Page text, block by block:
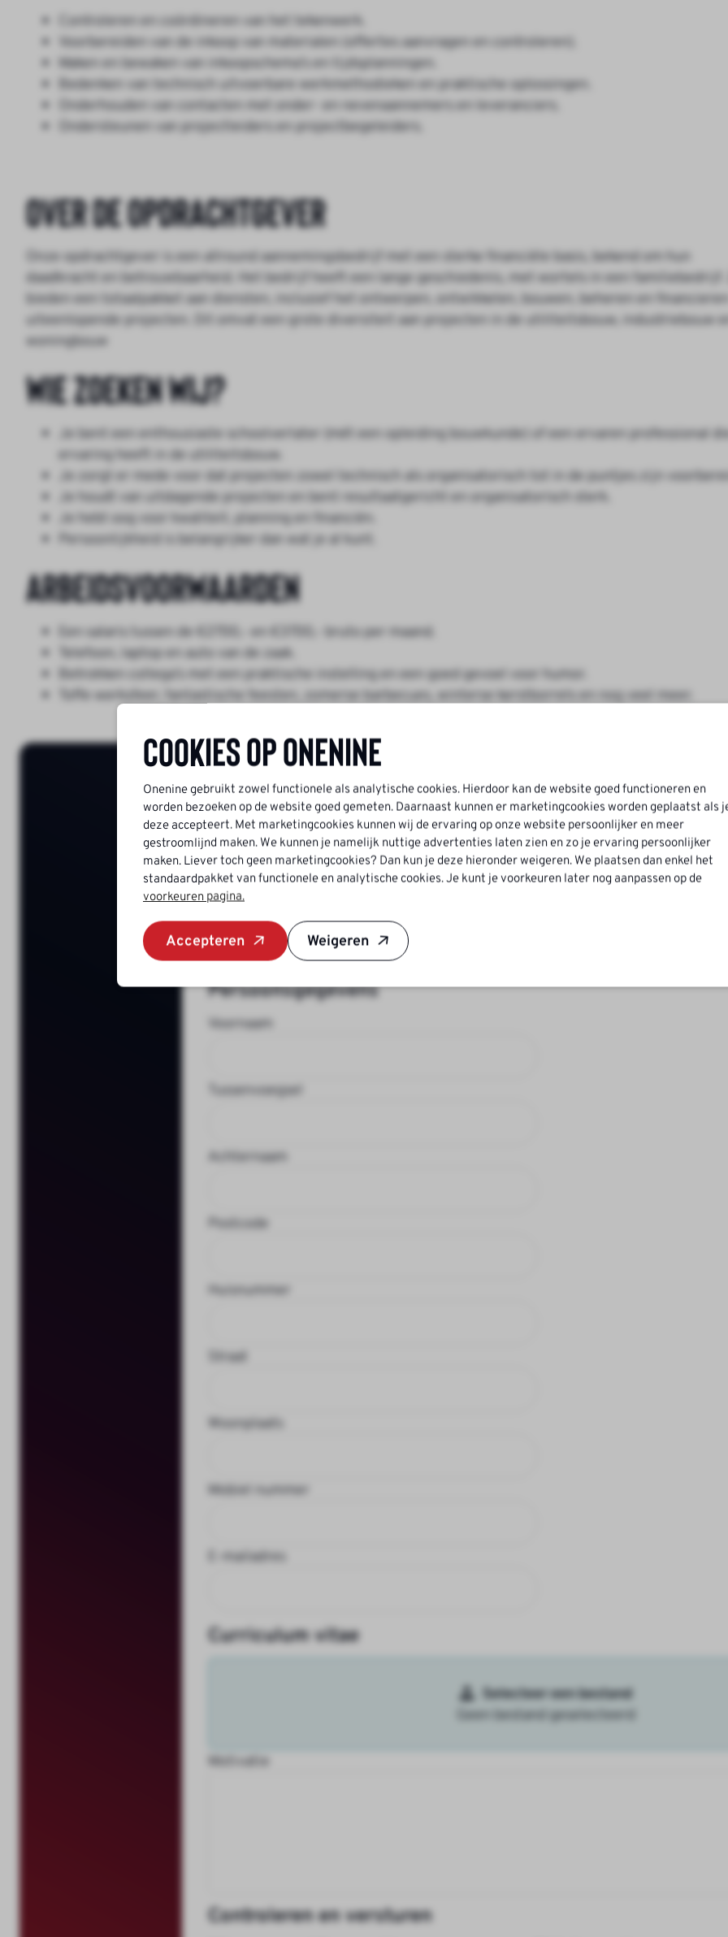
Controleren en coördineren van het tekenwerk.
Voorbereiden van de inkoop van materialen (offertes aanvragen en controleren).
Maken en bewaken van inkoopschema’s en tijdsplanningen.
Bedenken van technisch uitvoerbare werkmethodieken en praktische oplossingen.
Onderhouden van contacten met onder- en nevenaannemers en leveranciers.
Ondersteunen van projectleiders en projectbegeleiders.
Over de opdrachtgever
Onze opdrachtgever is een allround aannemingsbedrijf met een sterke financiële basis, bekend om hun
daadkracht en betrouwbaarheid. Het bedrijf heeft een lange geschiedenis, met wortels in een
bieden een totaalpakket aan diensten, inclusief het ontwerpen, ontwikkelen, bouwen, beheren en
uiteenlopende projecten. Dit omvat een grote diversiteit aan projecten in de utiliteitsbouw, industriebouw
woningbouw
Wie zoeken wij?
Je bent een enthousiaste schoolverlater (mét een opleiding bouwkunde) of een ervaren professional
ervaring heeft in de utiliteitsbouw.
Je zorgt er mede voor dat projecten zowel technisch als organisatorisch tot in de puntjes zijn
Je houdt van uitdagende projecten en bent resultaatgericht en organisatorisch sterk.
Je hebt oog voor kwaliteit, planning en financiën.
Persoonlijkheid is belangrijker dan wat je al kunt.
Arbeidsvoorwaarden
Een salaris tussen de €2700,- en €3700,- bruto per maand.
Telefoon, laptop en auto van de zaak.
Betrokken collega’s met een praktische instelling en een goed gevoel voor humor.
Toffe werksfeer, fantastische feesten, zomerse barbecues, winterse kerstborrels en nog veel meer.
Solliciteer voor:
Werkvoorbereider
Persoonsgegevens
Voornaam
Tussenvoegsel
Achternaam
Postcode
Huisnummer
Straat
Woonplaats
Mobiel nummer
E-mailadres
Curriculum vitae
Geen bestand geselecteerd
Selecteer een bestand
Motivatie
Controleren en versturen
Cookies op Onenine
Onenine gebruikt zowel functionele als analytische cookies. Hierdoor kan de website goed functioneren en
worden bezoeken op de website goed gemeten. Daarnaast kunnen er marketingcookies worden geplaatst als
deze accepteert. Met marketingcookies kunnen wij de ervaring op onze website persoonlijker en meer
gestroomlijnd maken. We kunnen je namelijk nuttige advertenties laten zien en zo je ervaring persoonlijker
maken. Liever toch geen marketingcookies? Dan kun je deze hieronder weigeren. We plaatsen dan enkel het
standaardpakket van functionele en analytische cookies. Je kunt je voorkeuren later nog aanpassen op de
voorkeuren pagina.
Accepteren Weigeren